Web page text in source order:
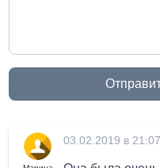
03.02.2019 в 21:07